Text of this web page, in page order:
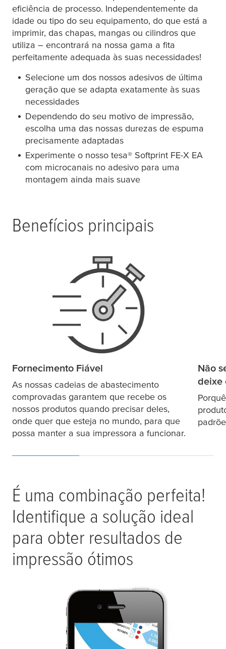
eficiência de processo. Independentemente da
idade ou tipo do seu equipamento, do que está a
imprimir, das chapas, mangas ou cilindros que
utiliza – encontrará na nossa gama a fita
perfeitamente adequada às suas necessidades!
Selecione um dos nossos adesivos de última
geração que se adapta exatamente às suas
necessidades
Dependendo do seu motivo de impressão,
escolha uma das nossas durezas de espuma
precisamente adaptadas
Experimente o nosso tesa® Softprint FE-X EA
com microcanais no adesivo para uma
montagem ainda mais suave
Benefícios principais
Fornecimento Fiável
As nossas cadeias de abastecimento
comprovadas garantem que recebe os
nossos produtos quando precisar deles,
onde quer que esteja no mundo, para que
possa manter a sua impressora a funcionar.
Não
deixe
É uma combinação perfeita!
Identifique a solução ideal
para obter resultados de
impressão ótimos